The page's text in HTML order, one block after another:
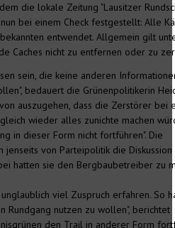
die lokale Zeitung "Lausitzer
bei einem Check festgestellt: Alle
entwendet. Allgemein gilt
Caches nicht zu entfernen oder zu
sein, die keine anderen
bedauert die Grünenpolitikerin
auszugehen, dass die Zerstörer bei
wieder alles zunichte machen
in dieser Form nicht fortführen". Die
jenseits von Parteipolitik die
hatten sie den Bergbaubetreiber zu
viel Zuspruch erfahren. So
Rundgang nutzen zu wollen", berichtet
den Trail in anderer Form